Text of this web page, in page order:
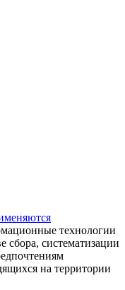
технологии
сбора, систематизации
на территории